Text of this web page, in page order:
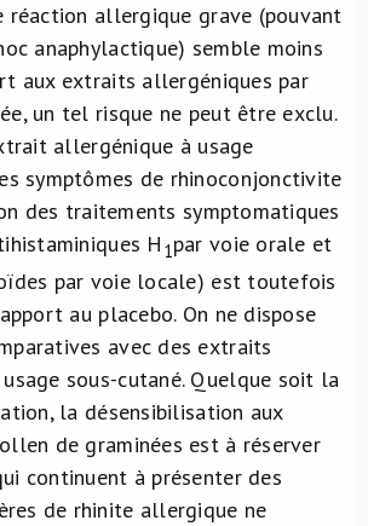
réaction allergique grave (pouvant
anaphylactique) semble moins
aux extraits allergéniques par
un tel risque ne peut être exclu.
allergénique à usage
symptômes de rhinoconjonctivite
des traitements symptomatiques
H 1par voie orale et
par voie locale) est toutefois
au placebo. On ne dispose
avec des extraits
sous-cutané. Quelque soit la
la désensibilisation aux
de graminées est à réserver
continuent à présenter des
de rhinite allergique ne